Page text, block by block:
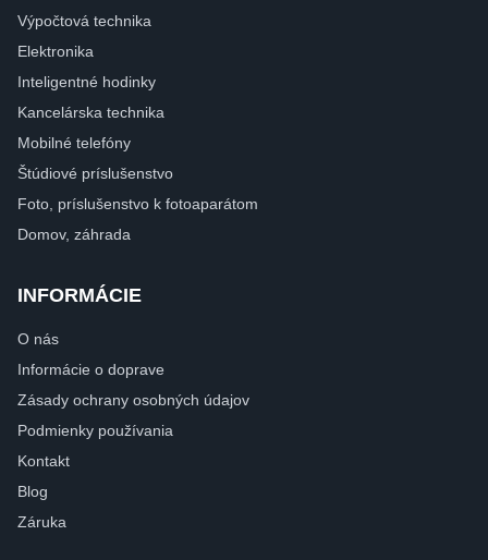
Výpočtová technika
Elektronika
Inteligentné hodinky
Kancelárska technika
Mobilné telefóny
Štúdiové príslušenstvo
Foto, príslušenstvo k fotoaparátom
Domov, záhrada
INFORMÁCIE
O nás
Informácie o doprave
Zásady ochrany osobných údajov
Podmienky používania
Kontakt
Blog
Záruka